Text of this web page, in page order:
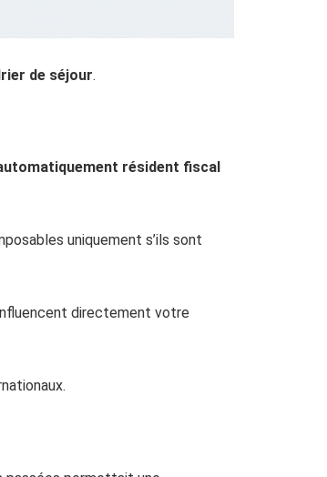
de séjour.
résident fiscal
uniquement s’ils sont
directement votre